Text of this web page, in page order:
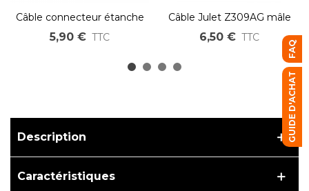
Câble connecteur étanche
Julet Z209AM femelle
rouge 2 voies
5,90 € TTC
Câble Julet Z309AG mâle
3 voies jaune
6,50 € TTC
Description
Caractéristiques
FAQ
GUIDE D'ACHAT